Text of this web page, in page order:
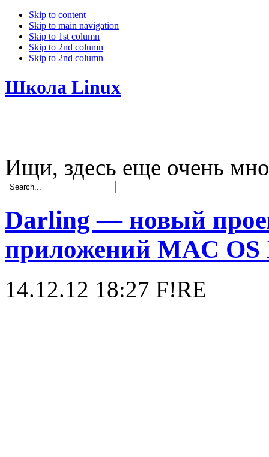
Skip to content
Skip to main navigation
Skip to 1st column
Skip to 2nd column
Skip to 2nd column
Школа Linux
Ищи, здесь еще очень
Darling — новый
приложений MAC
14.12.12 18:27 F!RE